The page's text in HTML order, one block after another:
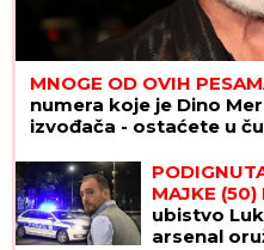
MNOGE OD OVIH
numera koje je Dino
izvođača - ostaćete u
MAJKE (50)
ubistvo
arsenal